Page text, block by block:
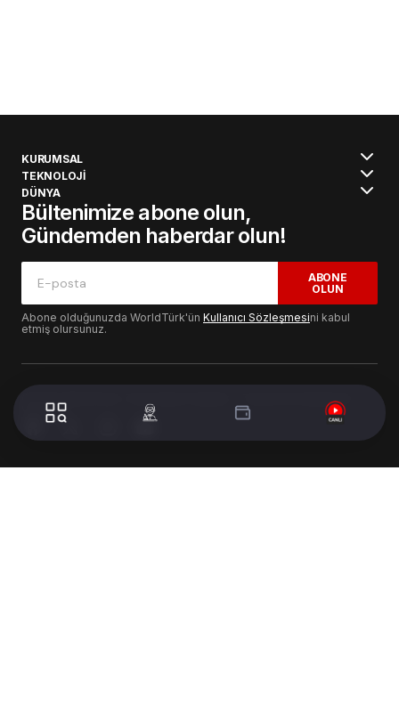
KURUMSAL
TEKNOLOJİ
DÜNYA
Bültenimize abone olun,
Gündemden haberdar olun!
ABONE
OLUN
Abone olduğunuzda WorldTürk'ün Kullanıcı Sözleşmesini kabul
etmiş olursunuz.
© 2024 WorldTurk. Tüm Hakları Saklıdır. - Tasarım & Geliştirme :
Volion's